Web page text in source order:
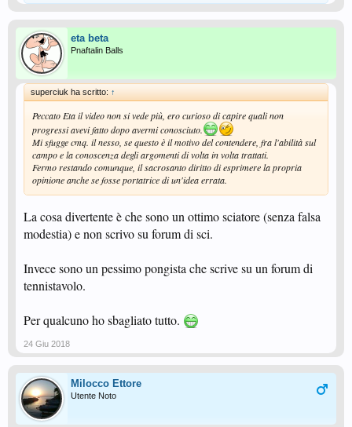
eta beta
Pnaftalin Balls
superciuk ha scritto: ↑
Peccato Eta il video non si vede più, ero curioso di capire quali non
progressi avevi fatto dopo avermi conosciuto.
Mi sfugge cmq. il nesso, se questo è il motivo del contendere, fra l'abilità sul
campo e la conoscenza degli argomenti di volta in volta trattati.
Fermo restando comunque, il sacrosanto diritto di esprimere la propria
opinione anche se fosse portatrice di un'idea errata.
La cosa divertente è che sono un ottimo sciatore (senza falsa
modestia) e non scrivo su forum di sci.
Invece sono un pessimo pongista che scrive su un forum di
tennistavolo.
Per qualcuno ho sbagliato tutto.
24 Giu 2018
Milocco Ettore
Utente Noto